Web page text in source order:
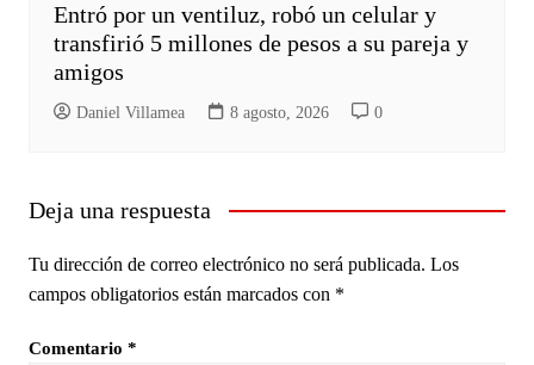
Entró por un ventiluz, robó un celular y
transfirió 5 millones de pesos a su pareja y
amigos
Daniel Villamea 8 agosto, 2026 0
Deja una respuesta
Tu dirección de correo electrónico no será publicada. Los
campos obligatorios están marcados con *
Comentario *